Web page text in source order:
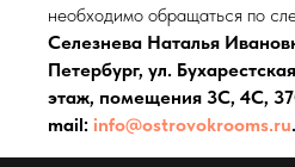
необходимо обращаться по
Селезнева Наталья
Петербург, ул.
этаж, помещения 3С, 4С,
mail: info@ostrovokrooms.ru.